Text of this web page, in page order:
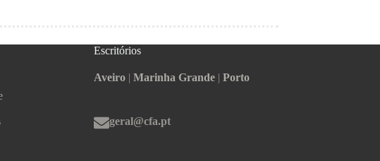
Escritórios
Aveiro| Marinha Grande| Porto
geral@cfa.pt